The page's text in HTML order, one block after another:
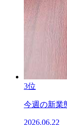
3位
今週の新業
2026.06.22